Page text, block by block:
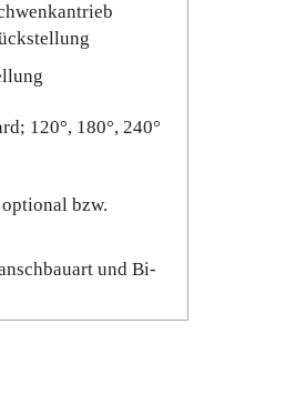
120°, 180°, 240°
bzw.
und Bi-